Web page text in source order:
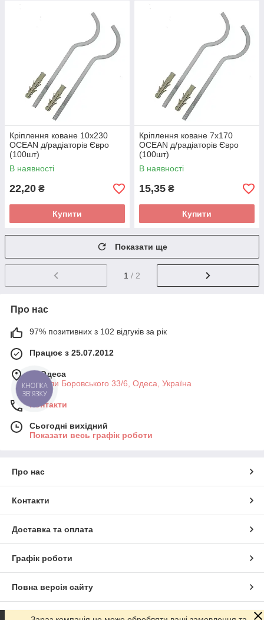
Кріплення коване 10х230
OCEAN д/радіаторів Євро
(100шт)
В наявності
22,20 ₴
Купити
Кріплення коване 7х170
OCEAN д/радіаторів Євро
(100шт)
В наявності
15,35 ₴
Купити
Показати ще
1 / 2
Про нас
97% позитивних з 102 відгуків за рік
Працює з 25.07.2012
м. Одеса
Миколи Боровського 33/6, Одеса, Україна
Контакти
Сьогодні вихідний
Показати весь графік роботи
Про нас
Контакти
Доставка та оплата
Графік роботи
Повна версія сайту
Сайт створено на маркетплейсі Prom.ua
КНОПКА
ЗВ'ЯЗКУ